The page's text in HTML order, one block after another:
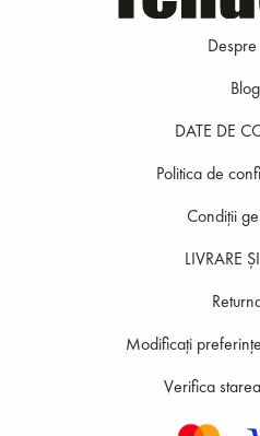
Blog
DATE DE
Politica de
Condiții
LIVRARE
Modificați
Verifica